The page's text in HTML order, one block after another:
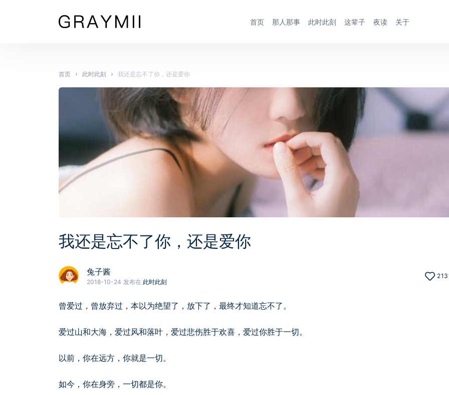
首页 那人那事 此时此刻 这辈子 夜读 关于
首页 › 此时此刻 › 我还是忘不了你，还是爱你
我还是忘不了你，还是爱你
兔子酱
2018-10-24 发布在 此时此刻
曾爱过，曾放弃过，本以为绝望了，放下了，最终才知道忘不了。
爱过山和大海，爱过风和落叶，爱过悲伤胜于欢喜，爱过你胜于一切。
以前，你在远方，你就是一切。
如今，你在身旁，一切都是你。